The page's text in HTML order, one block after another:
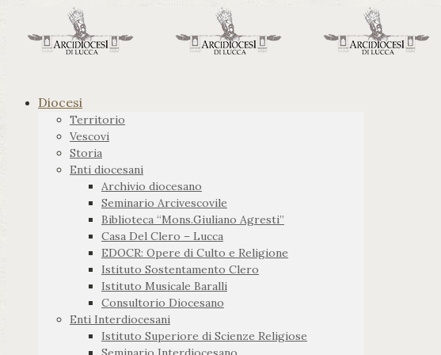
Diocesi
Territorio
Vescovi
Storia
Enti diocesani
Archivio diocesano
Seminario Arcivescovile
Biblioteca “Mons.Giuliano Agresti”
Casa Del Clero – Lucca
EDOCR: Opere di Culto e Religione
Istituto Sostentamento Clero
Istituto Musicale Baralli
Consultorio Diocesano
Enti Interdiocesani
Istituto Superiore di Scienze Religiose